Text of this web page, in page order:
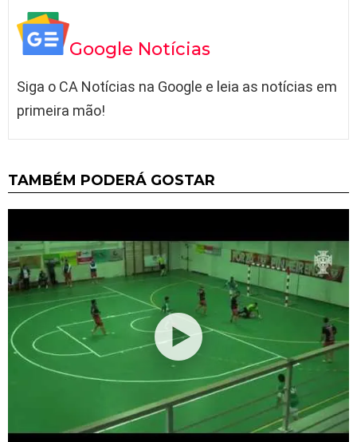
Google Notícias
Siga o CA Notícias na Google e leia as notícias em
primeira mão!
TAMBÉM PODERÁ GOSTAR